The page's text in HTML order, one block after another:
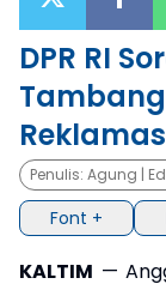
DPR RI
Penulis: Agung |
Font +
KALTIM —